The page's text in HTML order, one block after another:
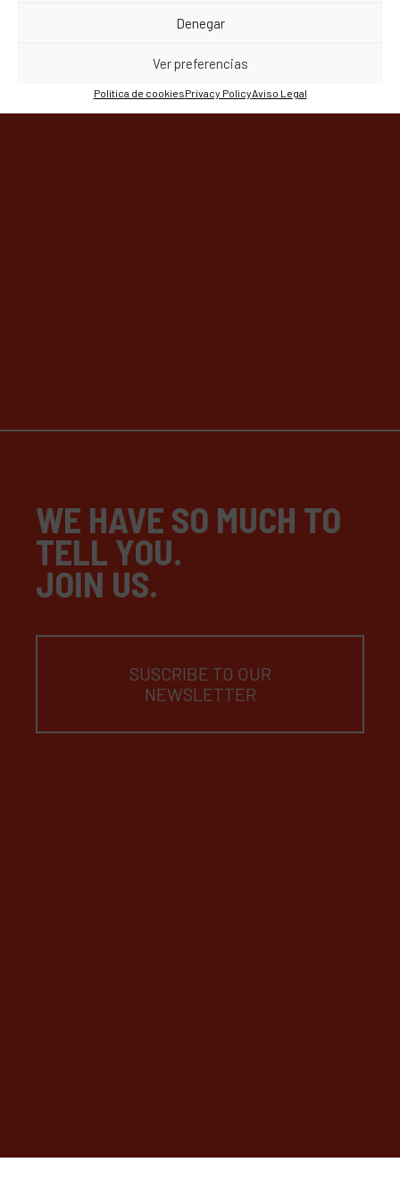
Denegar
Ver preferencias
Política de cookiesPrivacy PolicyAviso Legal
WE HAVE SO MUCH TO
TELL YOU.
JOIN US.
SUSCRIBE TO OUR
NEWSLETTER